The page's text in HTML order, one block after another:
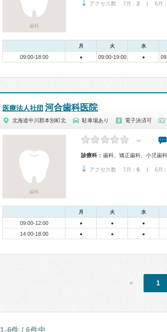
歯科
アクセス数 7月： 2 | 6月：
月 火 水
09:00-18:00 ● 09:00-19:00 ●
医療法人社団 河合歯科医院
北海道中川郡本別町北 駐車場あり 電子決済可
歯科
－
診療科： 歯科、矯正歯科、小児歯科
アクセス数 7月： 6 | 6月：
月 火 水
09:00-12:00 ● ● ●
14:00-18:00 ● ● ●
« 1
1-6件 / 6件中